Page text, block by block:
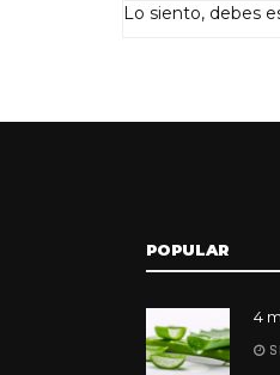
Lo siento, debes
POPULAR
4